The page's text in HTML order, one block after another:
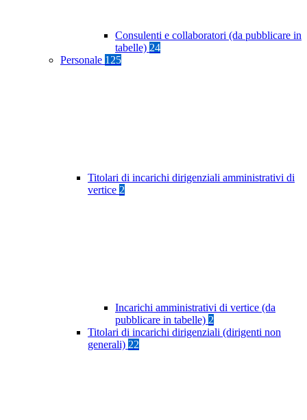
Consulenti e collaboratori (da pubblicare in
tabelle) 24
Personale 125
Titolari di incarichi dirigenziali amministrativi di
vertice 2
Incarichi amministrativi di vertice (da
pubblicare in tabelle) 2
Titolari di incarichi dirigenziali (dirigenti non
generali) 22